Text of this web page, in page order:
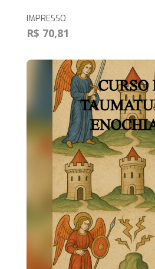
IMPRESSO
R$ 70,81